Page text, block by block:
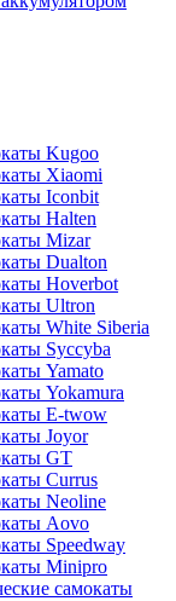
Kugoo
Xiaomi
Iconbit
Halten
Mizar
Dualton
Hoverbot
Ultron
White Siberia
Syccyba
Yamato
Yokamura
E-twow
Joyor
GT
Currus
Neoline
Aovo
Speedway
Minipro
самокаты